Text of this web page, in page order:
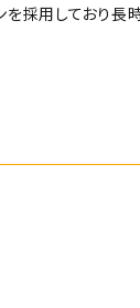
採用しており長